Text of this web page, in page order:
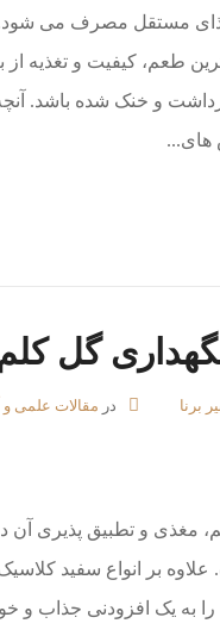
مستقل مصرف می شود. با
طعم، کیفیت و تغذیه از
و خنک شده باشد.
های...
گل
برنا در مقالات علمی و
مغذی و تطبیق پذیری
بر انواع سفید
را به یک افزودنی جذاب و